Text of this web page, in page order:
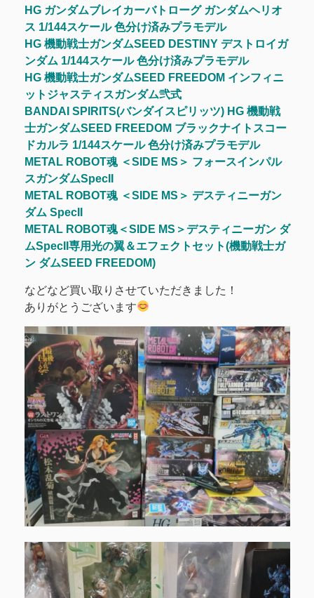
HG ガンダムブレイカーバトローグ ガンダムヘリオ
ス 1/144スケール 色分け済みプラモデル
HG 機動戦士ガンダムSEED DESTINY デストロイガ
ンダム 1/144スケール 色分け済みプラモデル
HG 機動戦士ガンダムSEED FREEDOM インフィニ
ットジャスティスガンダム弐式
BANDAI SPIRITS(バンダイスピリッツ) HG 機動戦
士ガンダムSEED FREEDOM ブラックナイトスコー
ドカルラ 1/144スケール 色分け済みプラモデル
METAL ROBOT魂 ＜SIDE MS＞ フォースインパル
スガンダムSpecII
METAL ROBOT魂 ＜SIDE MS＞ デスティニーガン
ダム SpecII
METAL ROBOT魂＜SIDE MS＞デスティニーガン ダ
ムSpecII専用光の翼＆エフェクトセット(機動戦士ガ
ン ダムSEED FREEDOM)
などなど買い取りさせていただきました！
ありがとうございます